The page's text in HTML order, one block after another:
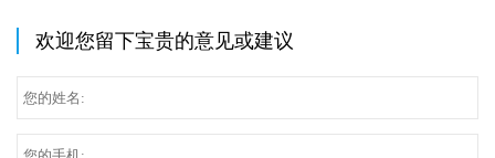
欢迎您留下宝贵的意见或建议